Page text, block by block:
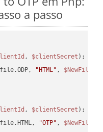
a passo
, $clientSecret
"HTML" , $NewFile
, $clientSecret
"OTP" , $NewFile